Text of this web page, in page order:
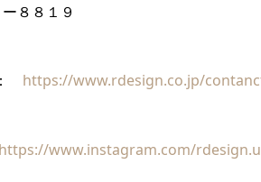
８１９
https://www.rdesign.co.jp/
https://www.instagram.com/